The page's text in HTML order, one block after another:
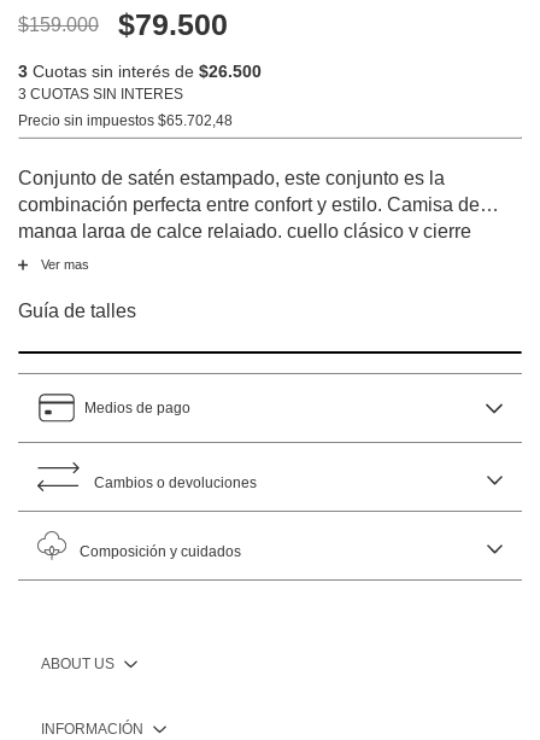
$159.000 $79.500
3 Cuotas sin interés de $26.500
3 CUOTAS SIN INTERES
Precio sin impuestos $65.702,48
Conjunto de satén estampado, este conjunto es la
combinación perfecta entre confort y estilo. Camisa de
manga larga de calce relajado, cuello clásico y cierre
frontal con botones, ideal para un look sofisticado incluso
cuenta con cintura elastizada para mayor comodidad
Ver mas
Guía de talles
Medios de pago
Cambios o devoluciones
Composición y cuidados
ABOUT US
INFORMACIÓN